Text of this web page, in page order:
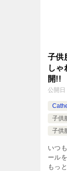
子供
しゃ
開!!
公開日
子供
子供
いつ
ール
もっ